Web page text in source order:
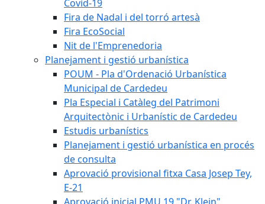
Covid-19
Fira de Nadal i del torró artesà
Fira EcoSocial
Nit de l'Emprenedoria
Planejament i gestió urbanística
POUM - Pla d'Ordenació Urbanística
Municipal de Cardedeu
Pla Especial i Catàleg del Patrimoni
Arquitectònic i Urbanístic de Cardedeu
Estudis urbanístics
Planejament i gestió urbanística en procés
de consulta
Aprovació provisional fitxa Casa Josep Tey,
E-21